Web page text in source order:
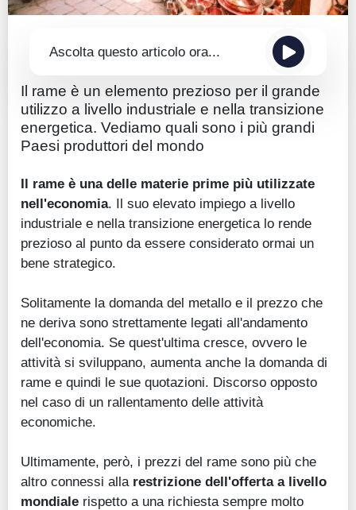
Ascolta questo articolo ora...
Il rame è un elemento prezioso per il grande
utilizzo a livello industriale e nella transizione
energetica. Vediamo quali sono i più grandi
Paesi produttori del mondo
Il rame è una delle materie prime più utilizzate
nell'economia. Il suo elevato impiego a livello
industriale e nella transizione energetica lo rende
prezioso al punto da essere considerato ormai un
bene strategico.
Solitamente la domanda del metallo e il prezzo che
ne deriva sono strettamente legati all'andamento
dell'economia. Se quest'ultima cresce, ovvero le
attività si sviluppano, aumenta anche la domanda di
rame e quindi le sue quotazioni. Discorso opposto
nel caso di un rallentamento delle attività
economiche.
Ultimamente, però, i prezzi del rame sono più che
altro connessi alla restrizione dell'offerta a livello
mondiale rispetto a una richiesta sempre molto